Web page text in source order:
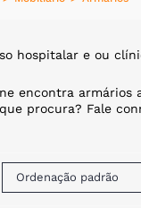
hospitalar e ou
encontra armários
procura? Fale
Ordenação padrão